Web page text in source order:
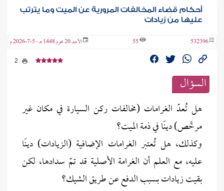
أحكام قضاء المخالفات المرورية عن الميت وما يترتب
عليها من زيادات
532396
55 الأحد 20 محرم 1448 هـ - 5-7-2026 م
السؤال
هل تُعدّ الغرامات (مخالفات ركن السيارة في مكان غير
مرخَّص) دينًا في ذمة الميت؟
وكذلك، هل تُعتبر الغرامات الإضافية (الزيادات) دينًا
عليه، مع العلم أن الغرامة الأصلية قد تمّ سدادها، لكن
بقيت زيادات بسبب الدفع عن طريق الشيك؟